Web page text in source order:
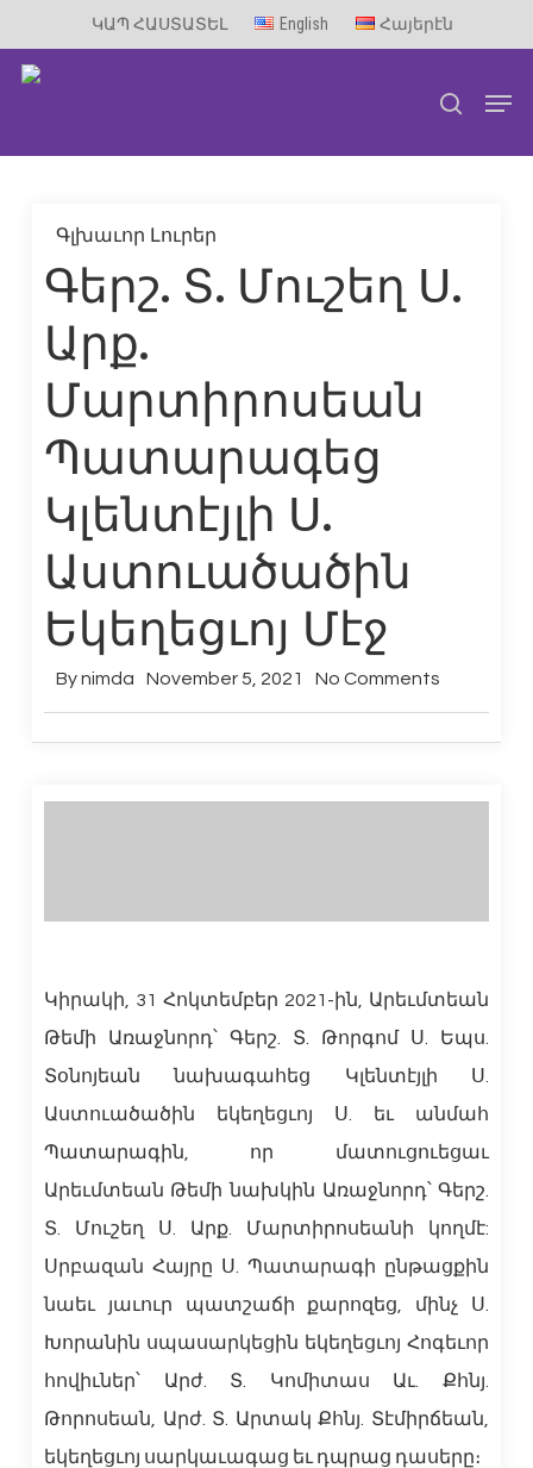
ԿԱՊ ՀԱՍՏԱՏԵԼ English Հայերէն
search
Գլխաւոր Լուրեր
Գերշ. Տ. Մուշեղ Ս.
Արք.
Մարտիրոսեան
Պատարագեց
Կլենտէյլի Ս.
Աստուածածին
Եկեղեցւոյ Մէջ
Bynimda November 5, 2021 No Comments
Կիրակի, 31 Հոկտեմբեր 2021-ին, Արեւմտեան
Թեմի Առաջնորդ՝ Գերշ. Տ. Թորգոմ Ս. Եպս.
Տօնոյեան նախագահեց Կլենտէյլի Ս.
Աստուածածին եկեղեցւոյ Ս. եւ անմահ
Պատարագին, որ մատուցուեցաւ
Արեւմտեան Թեմի նախկին Առաջնորդ՝ Գերշ.
Տ. Մուշեղ Ս. Արք. Մարտիրոսեանի կողմէ:
Սրբազան Հայրը Ս. Պատարագի ընթացքին
նաեւ յաւուր պատշաճի քարոզեց, մինչ Ս.
Խորանին սպասարկեցին եկեղեցւոյ Հոգեւոր
հովիւներ՝ Արժ. Տ. Կոմիտաս Աւ. Քհնյ.
Թորոսեան, Արժ. Տ. Արտակ Քհնյ. Տէմիրճեան,
եկեղեցւոյ սարկաւագաց եւ դպրաց դասերը։